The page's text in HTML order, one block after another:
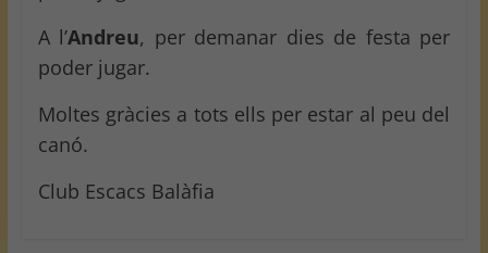
A l’Andreu, per demanar dies de festa per
poder jugar.
Moltes gràcies a tots ells per estar al peu del
canó.
Club Escacs Balàfia